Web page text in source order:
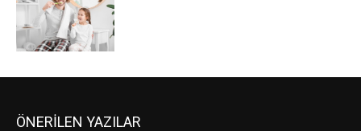
ÖNERİLEN YAZILAR